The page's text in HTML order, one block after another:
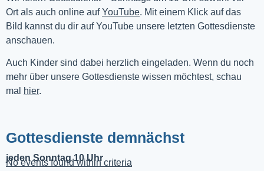
Ort als auch online auf YouTube. Mit einem Klick auf das
Bild kannst du dir auf YouTube unsere letzten Gottesdienste
anschauen.
Auch Kinder sind dabei herzlich eingeladen. Wenn du noch
mehr über unsere Gottesdienste wissen möchtest, schau
mal
hier.
Gottesdienste demnächst
jeden Sonntag 10 Uhr
No events found within criteria